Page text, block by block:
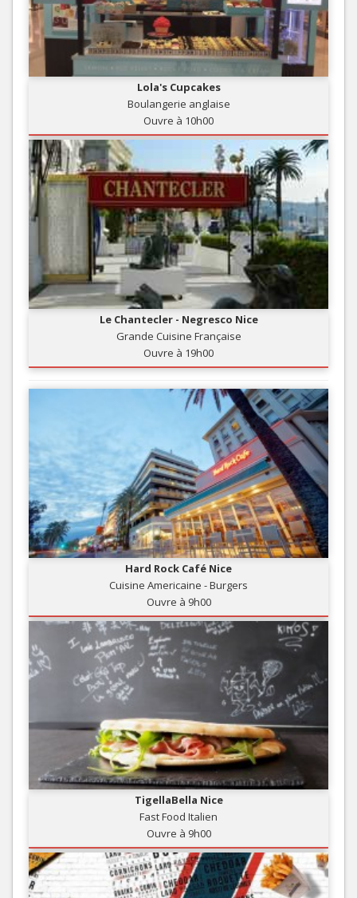
Lola's Cupcakes
Boulangerie anglaise
Ouvre à 10h00
Le Chantecler - Negresco Nice
Grande Cuisine Française
Ouvre à 19h00
Hard Rock Café Nice
Cuisine Americaine - Burgers
Ouvre à 9h00
TigellaBella Nice
Fast Food Italien
Ouvre à 9h00